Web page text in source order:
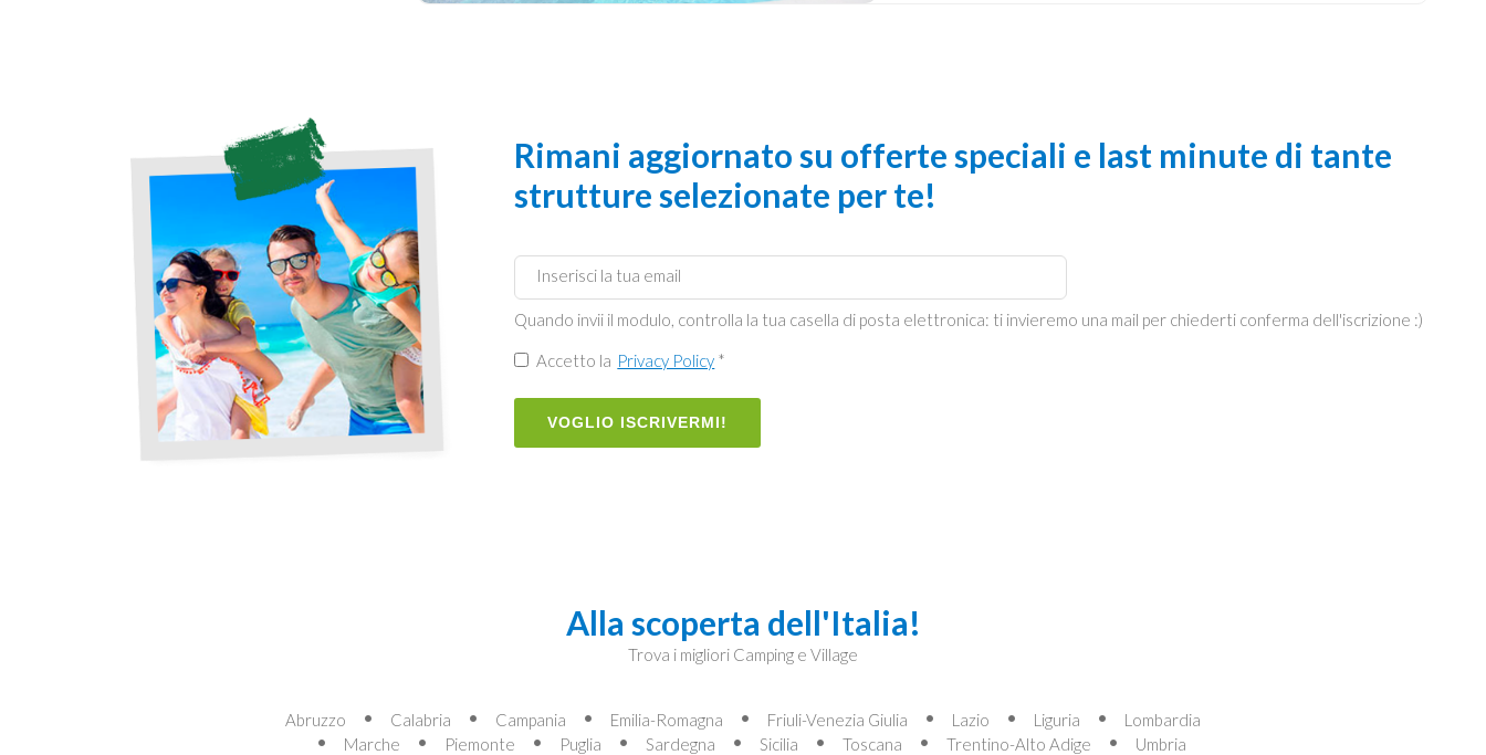
Rimani aggiornato su offerte speciali e last minute di tante
strutture selezionate per te!
Quando invii il modulo, controlla la tua casella di posta elettronica: ti invieremo una mail per chiederti conferma dell'iscrizione :)
Accetto la Privacy Policy *
VOGLIO ISCRIVERMI!
Alla scoperta dell'Italia!
Trova i migliori Camping e Village
Abruzzo Calabria Campania Emilia-Romagna Friuli-Venezia Giulia Lazio Liguria
Lombardia
Marche
Piemonte Puglia Sardegna Sicilia Toscana Trentino-Alto Adige
Umbria